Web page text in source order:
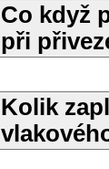
Co když
při
Kolik